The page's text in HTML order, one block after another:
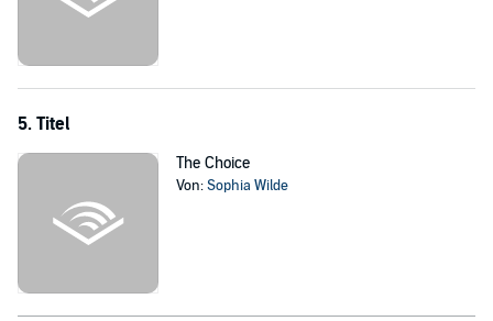
5. Titel
The Choice
Von:Sophia Wilde